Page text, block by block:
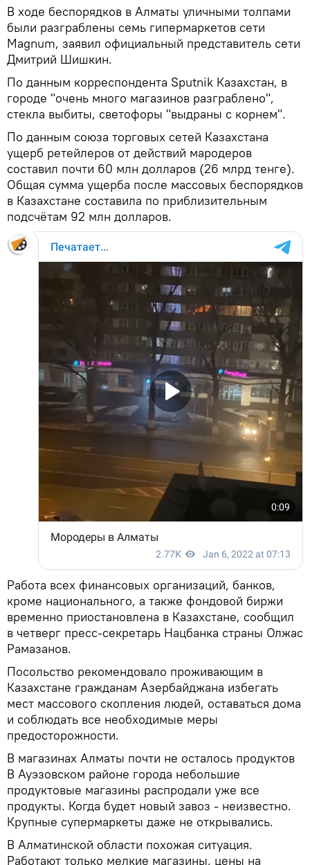
В ходе беспорядков в Алматы уличными толпами
были разграблены семь гипермаркетов сети
Magnum, заявил официальный представитель сети
Дмитрий Шишкин.
По данным корреспондента Sputnik Казахстан, в
городе "очень много магазинов разграблено",
стекла выбиты, светофоры "выдраны с корнем".
По данным союза торговых сетей Казахстана
ущерб ретейлеров от действий мародеров
составил почти 60 млн долларов (26 млрд тенге).
Общая сумма ущерба после массовых беспорядков
в Казахстане составила по приблизительным
подсчётам 92 млн долларов.
Работа всех финансовых организаций, банков,
кроме национального, а также фондовой биржи
временно приостановлена в Казахстане, сообщил
в четверг пресс-секретарь Нацбанка страны Олжас
Рамазанов.
Посольство рекомендовало проживающим в
Казахстане гражданам Азербайджана избегать
мест массового скопления людей, оставаться дома
и соблюдать все необходимые меры
предосторожности.
В магазинах Алматы почти не осталось продуктов
В Ауэзовском районе города небольшие
продуктовые магазины распродали уже все
продукты. Когда будет новый завоз - неизвестно.
Крупные супермаркеты даже не открывались.
В Алматинской области похожая ситуация.
Работают только мелкие магазины, цены на